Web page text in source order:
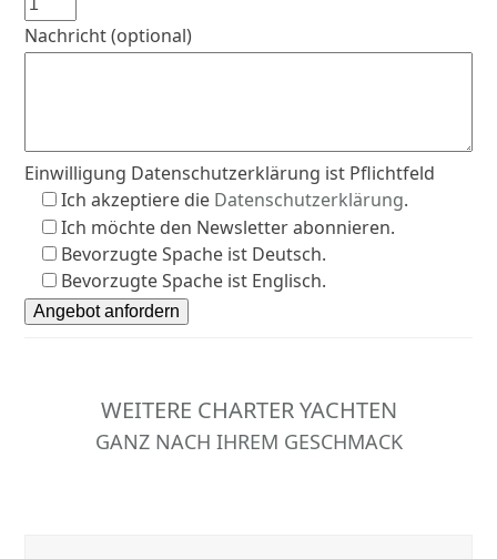
Nachricht (optional)
Einwilligung Datenschutzerklärung ist Pflichtfeld
Ich akzeptiere die Datenschutzerklärung.
Ich möchte den Newsletter abonnieren.
Bevorzugte Spache ist Deutsch.
Bevorzugte Spache ist Englisch.
WEITERE CHARTER YACHTEN
GANZ NACH IHREM GESCHMACK